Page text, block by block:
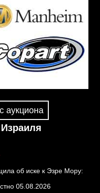
аукциона
об иске к Эзре Мору:
05.08.2026